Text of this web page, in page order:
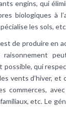
engins, qui
biologiques à
les sols,
de produire en
raisonnement
possible, qui
vents d’hiver, et
commerces,
etc. Le